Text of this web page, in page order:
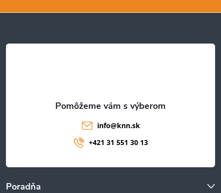
t
Poradňa
info@knn.sk
+421 31 551 30 13